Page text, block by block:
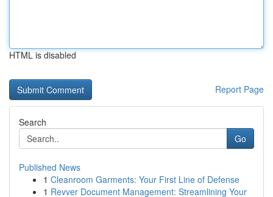
HTML is disabled
Report Page
Search
Go
Published News
1 Cleanroom Garments: Your First Line of Defense
1 Revver Document Management: Streamlining Your